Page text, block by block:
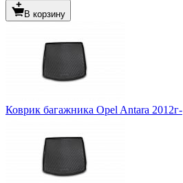
В корзину
Коврик багажника Opel Antara 2012г-